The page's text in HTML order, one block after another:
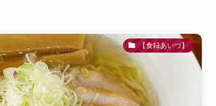
【食録あいづ】